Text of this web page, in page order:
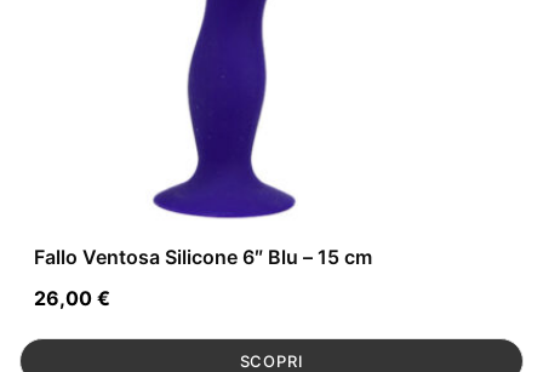
Fallo Ventosa Silicone 6″ Blu – 15 cm
26,00 €
SCOPRI